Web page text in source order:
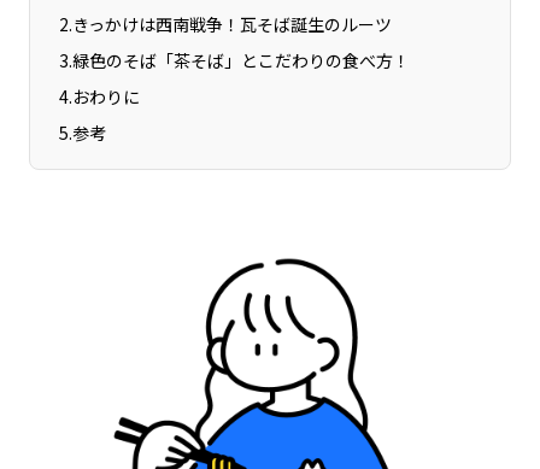
香川エリア
愛媛エリア
高知エリア
福岡エリア
佐賀エリア
熊本エリア
カテゴリから探す
地域を代表する 企業100選
プレスリリース
行政連携記事
MILCプロジェクト
選出企業特別対談
2.きっかけは西南戦争！瓦そば誕生のルーツ
3.緑色のそば「茶そば」とこだわりの食べ方！
4.おわりに
5.参考